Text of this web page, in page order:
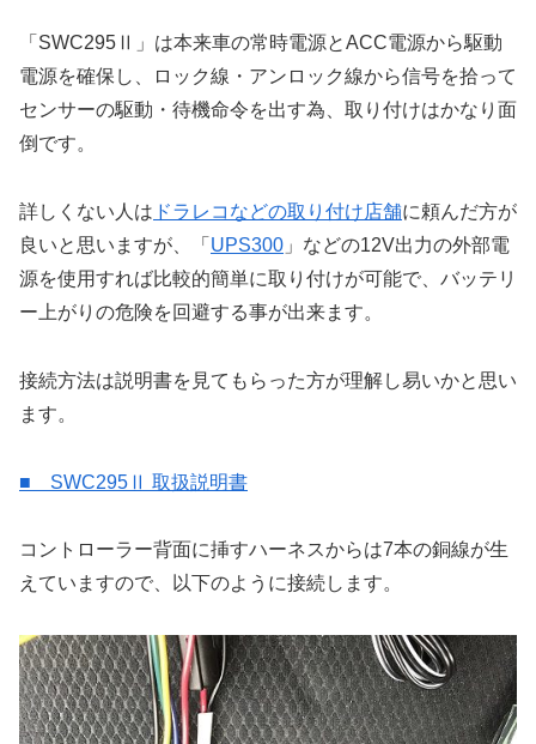
「SWC295Ⅱ」は本来車の常時電源とACC電源から駆動
電源を確保し、ロック線・アンロック線から信号を拾って
センサーの駆動・待機命令を出す為、取り付けはかなり面
倒です。
詳しくない人は ドラレコなどの取り付け店舗に頼んだ方が
良いと思いますが、「 UPS300 」などの12V出力の外部電
源を使用すれば比較的簡単に取り付けが可能で、バッテリ
ー上がりの危険を回避する事が出来ます。
接続方法は説明書を見てもらった方が理解し易いかと思い
ます。
■ SWC295Ⅱ 取扱説明書
コントローラー背面に挿すハーネスからは7本の銅線が生
えていますので、以下のように接続します。